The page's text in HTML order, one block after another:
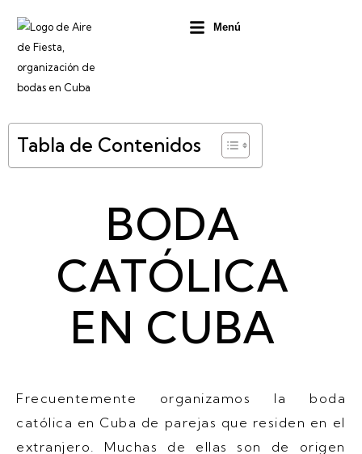
contenido
Menú
Tabla de Contenidos
BODA
CATÓLICA
EN CUBA
Frecuentemente organizamos la boda
católica en Cuba de parejas que residen en el
extranjero. Muchas de ellas son de origen